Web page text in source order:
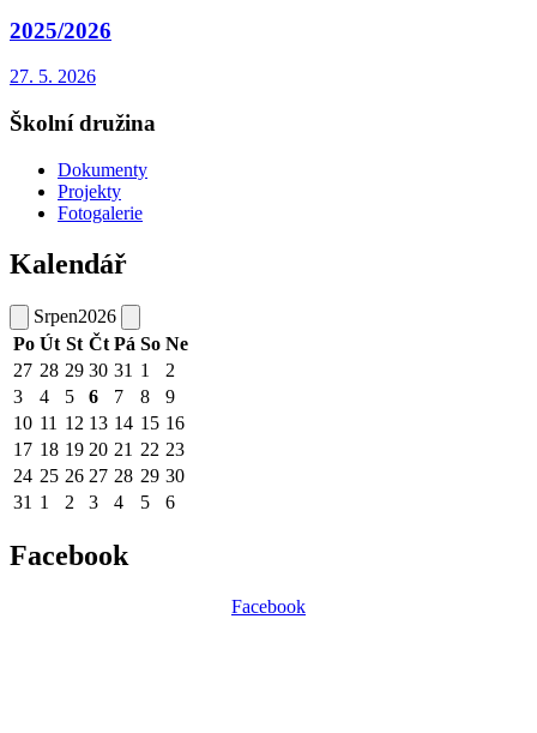
2025/2026
27. 5. 2026
Školní družina
Dokumenty
Projekty
Fotogalerie
Kalendář
Srpen2026
Po Út St Čt Pá So Ne
27 28 29 30 31 1
2
3
4 5 6 7 8
9
10 11 12 13 14 15 16
17 18 19 20 21 22 23
24 25 26 27 28 29 30
31 1 2 3 4 5 6
Facebook
Facebook